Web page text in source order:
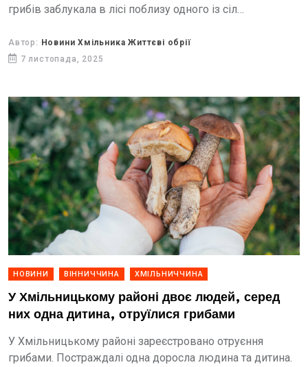
грибів заблукала в лісі поблизу одного із сіл
Автор: Новини Хмільника Життєві обрії
7 листопада, 2025
НОВИНИ ВІННИЧЧИНА ХМІЛЬНИЧЧИНА
У Хмільницькому районі двоє людей, серед
них одна дитина, отруїлися грибами
У Хмільницькому районі зареєстровано отруєння
грибами. Постраждалі одна доросла людина та дитина.